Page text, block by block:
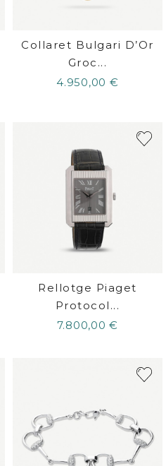
Collaret Bulgari D’Or
Groc...
4.950,00 €
Rellotge Piaget
Protocol...
7.800,00 €